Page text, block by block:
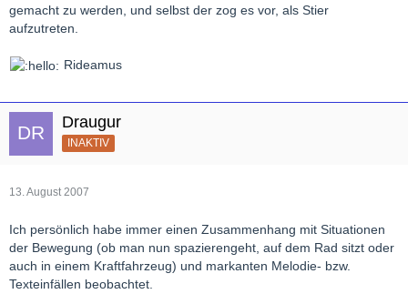
gemacht zu werden, und selbst der zog es vor, als Stier
aufzutreten.
Rideamus
Draugur
INAKTIV
13. August 2007
Ich persönlich habe immer einen Zusammenhang mit Situationen
der Bewegung (ob man nun spazierengeht, auf dem Rad sitzt oder
auch in einem Kraftfahrzeug) und markanten Melodie- bzw.
Texteinfällen beobachtet.